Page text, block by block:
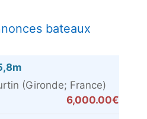
bateaux
(Gironde; France)
6,000.00€